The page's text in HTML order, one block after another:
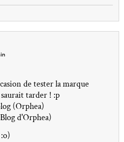
de tester la marque
tarder ! :p
(Orphea)
d'Orphea)